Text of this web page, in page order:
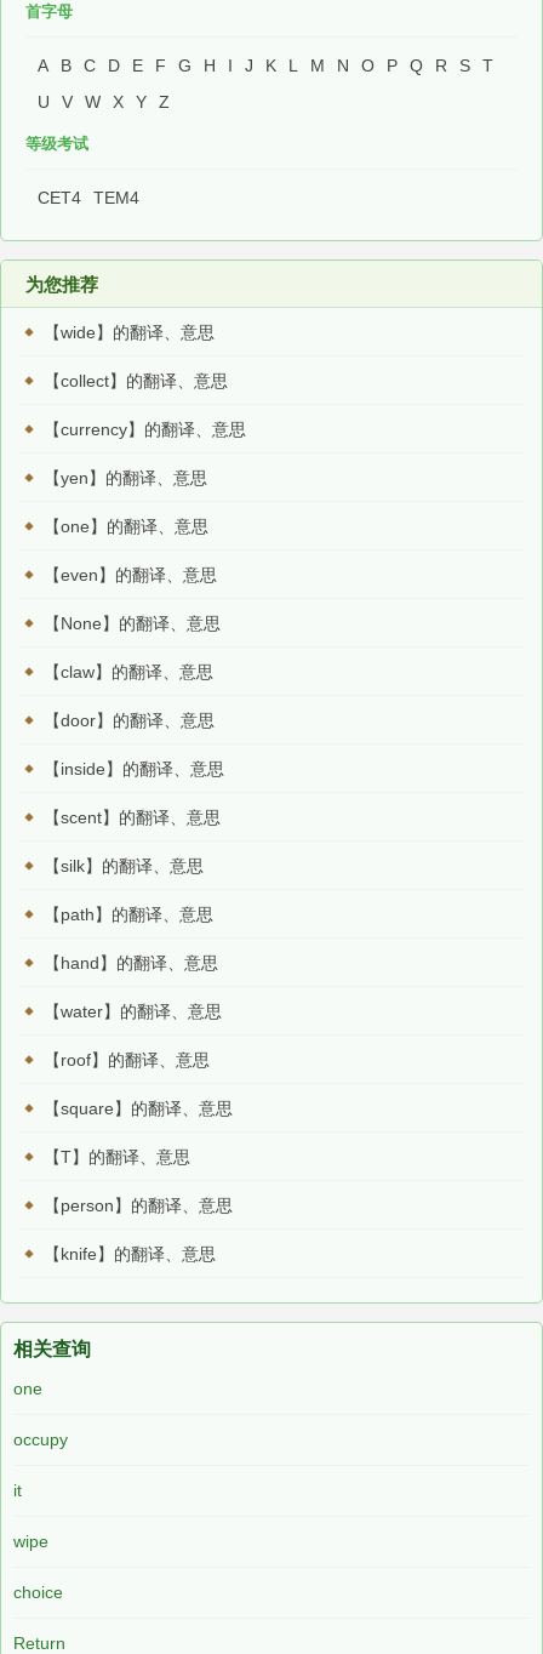
首字母
A B C D E F G H I J K L M N O P Q R S
T
U
V W X Y Z
等级考试
CET4 TEM4
为您推荐
【wide】的翻译、意思
【collect】的翻译、意思
【currency】的翻译、意思
【yen】的翻译、意思
【one】的翻译、意思
【even】的翻译、意思
【None】的翻译、意思
【claw】的翻译、意思
【door】的翻译、意思
【inside】的翻译、意思
【scent】的翻译、意思
【silk】的翻译、意思
【path】的翻译、意思
【hand】的翻译、意思
【water】的翻译、意思
【roof】的翻译、意思
【square】的翻译、意思
【T】的翻译、意思
【person】的翻译、意思
【knife】的翻译、意思
相关查询
one
occupy
it
wipe
choice
Return